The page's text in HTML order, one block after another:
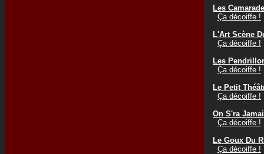
Les
Ça décoiffe !
L'Art Scène
Ça décoiffe !
Les
Ça décoiffe !
Le Petit
Ça décoiffe !
On S'ra
Ça décoiffe !
Le Goux Du
Ça décoiffe !